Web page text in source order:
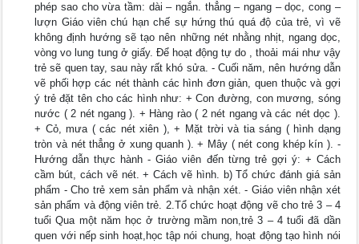
phép sao cho vừa tầm: dài – ngắn. thẳng – ngang – dọc, cong –
lượn Giáo viên chú hạn chế sự hứng thú quá độ của trẻ, vì vẽ
không định hướng sẽ tạo nên những nét nhằng nhịt, ngang dọc,
vòng vo lung tung ở giấy. Để hoạt động tự do , thoải mái như vậy
trẻ sẽ quen tay, sau này rất khó sửa. - Cuối năm, nên hướng dẫn
vẽ phối hợp các nét thành các hình đơn giản, quen thuộc và gợi
ý trẻ đặt tên cho các hình như: + Con đường, con mương, sóng
nước ( 2 nét ngang ). + Hàng rào ( 2 nét ngang và các nét dọc ).
+ Cỏ, mưa ( các nét xiên ), + Mặt trời và tia sáng ( hình dạng
tròn và nét thẳng ở xung quanh ). + Mây ( nét cong khép kín ). -
Hướng dẫn thực hành - Giáo viên đến từng trẻ gợi ý: + Cách
cầm bút, cách vẽ nét. + Cách vẽ hình. b) Tổ chức đánh giá sản
phẩm - Cho trẻ xem sản phẩm và nhận xét. - Giáo viên nhận xét
sản phẩm và động viên trẻ. 2.Tổ chức hoạt động vẽ cho trẻ 3 – 4
tuổi Qua một năm học ở trường mầm non,trẻ 3 – 4 tuổi đã dần
quen với nếp sinh hoạt,học tập nói chung, hoạt động tạo hình nói